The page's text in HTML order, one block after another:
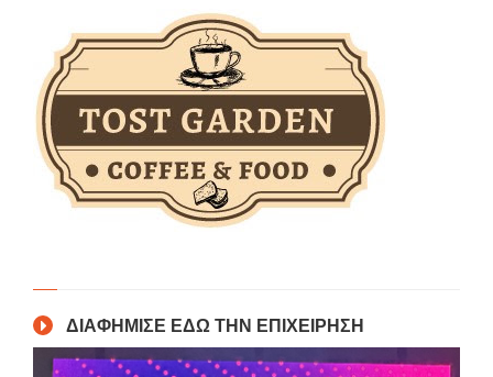
ΔΙΑΦΗΜΙΣΕ ΕΔΩ ΤΗΝ ΕΠΙΧΕΙΡΗΣΗ